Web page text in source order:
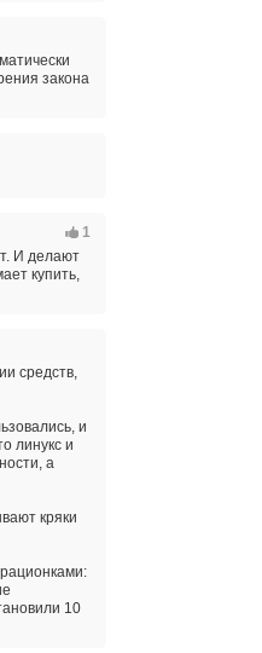
закона
1
И делают
купить,
средств,
и
линукс и
а
кряки
10